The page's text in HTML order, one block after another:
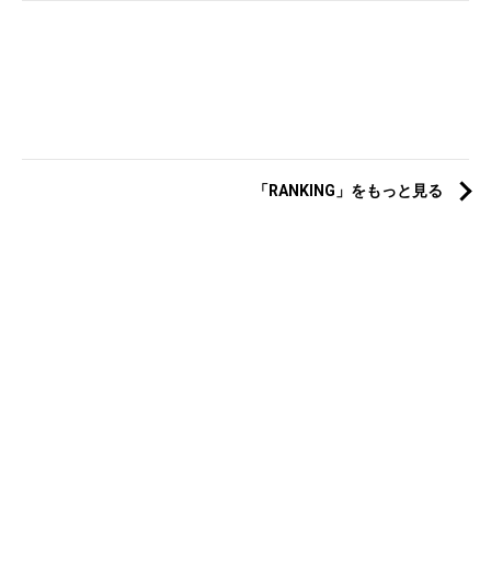
「RANKING」をもっと見る